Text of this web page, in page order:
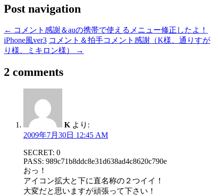
Post navigation
← コメント感謝＆auの携帯で使えるメニュー修正したよ！
iPhone風ver3 コメント＆拍手コメント感謝（K様、通りすが
り様、ミキロン様）
→
2 comments
K より:
2009年7月30日 12:45 AM
SECRET: 0
PASS: 989c71b8ddc8e31d638ad4c8620c790e
おっ！
アイコン拡大と下に直名称の２つイイ！
大変だと思いますが頑張って下さい！